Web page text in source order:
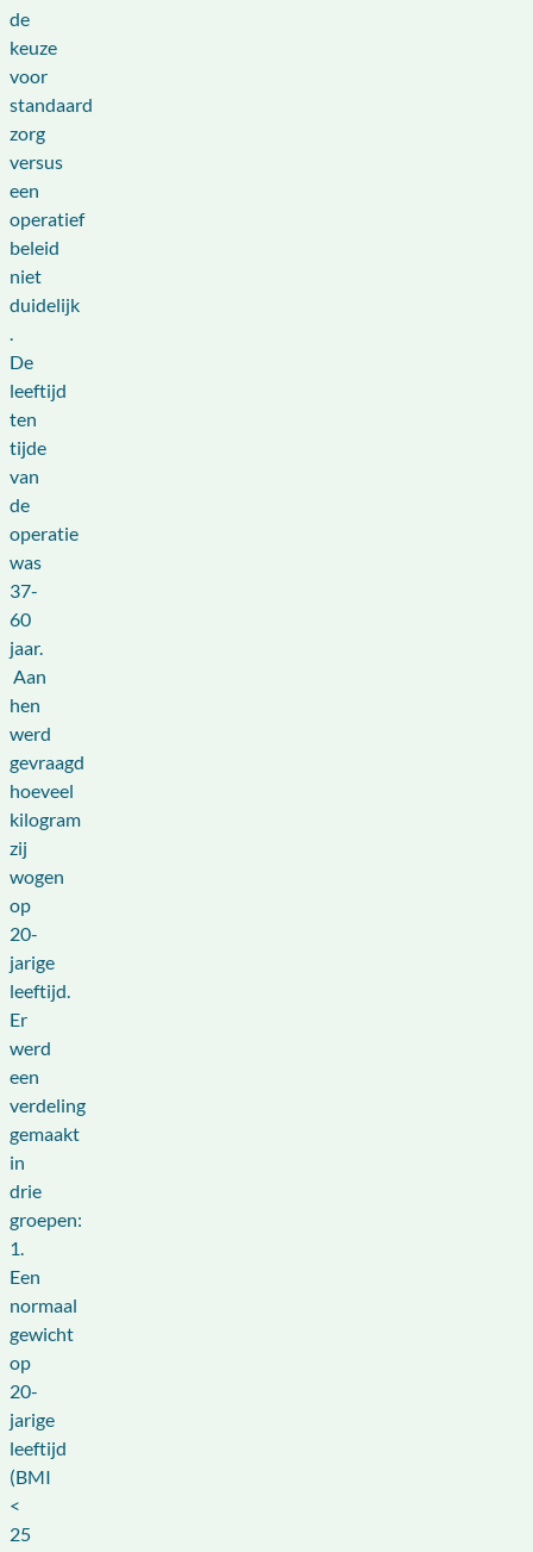
de
keuze
voor
standaard
zorg
versus
een
operatief
beleid
niet
duidelijk
.
De
leeftijd
ten
tijde
van
de
operatie
was
37-
60
jaar.
Aan
hen
werd
gevraagd
hoeveel
kilogram
zij
wogen
op
20-
jarige
leeftijd.
Er
werd
een
verdeling
gemaakt
in
drie
groepen:
1.
Een
normaal
gewicht
op
20-
jarige
leeftijd
(BMI
<
25